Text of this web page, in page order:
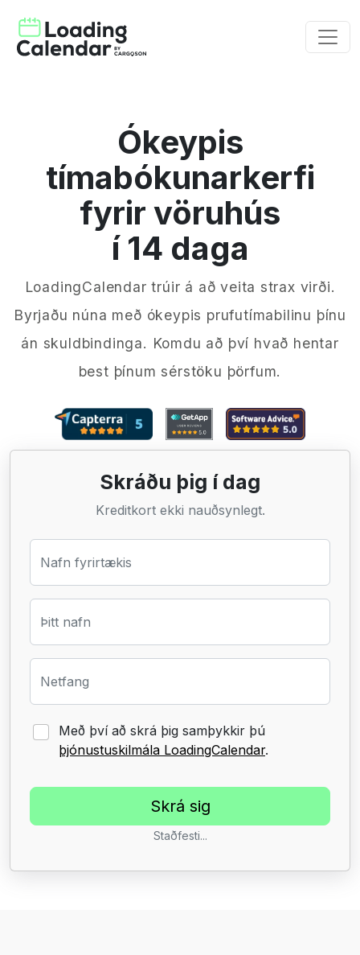
Ókeypis
tímabókunarkerfi
fyrir vöruhús
í 14 daga
LoadingCalendar trúir á að veita strax virði.
Byrjaðu núna með ókeypis prufutímabilinu þínu
án skuldbindinga. Komdu að því hvað hentar
best þínum sérstöku þörfum.
Skráðu þig í dag
Kreditkort ekki nauðsynlegt.
Nafn fyrirtækis
Þitt nafn
Netfang
Með því að skrá þig samþykkir þú
þjónustuskilmála LoadingCalendar.
Staðfesti...